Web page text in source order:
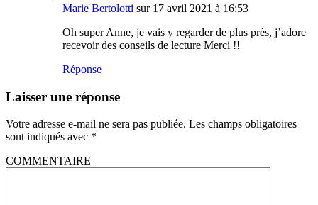
Marie Bertolotti sur 17 avril 2021 à 16:53
Oh super Anne, je vais y regarder de plus près, j’adore
recevoir des conseils de lecture Merci !!
Réponse
Laisser une réponse
Votre adresse e-mail ne sera pas publiée. Les champs obligatoires
sont indiqués avec *
COMMENTAIRE